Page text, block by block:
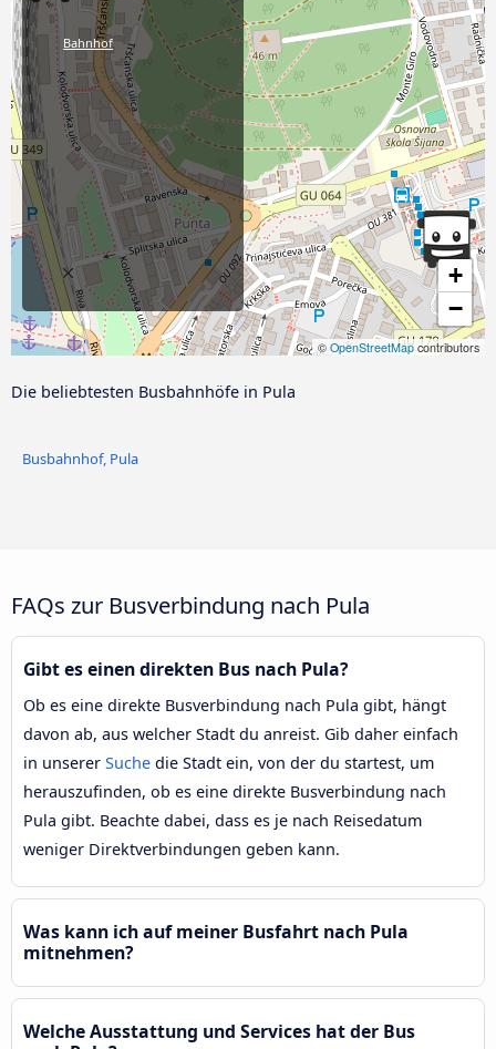
+
−
© OpenStreetMapcontributors
Bahnhof
Die beliebtesten Busbahnhöfe in Pula
Busbahnhof, Pula
FAQs zur Busverbindung nach Pula
Gibt es einen direkten Bus nach Pula?
Ob es eine direkte Busverbindung nach Pula gibt, hängt
davon ab, aus welcher Stadt du anreist. Gib daher einfach
in unserer Suche die Stadt ein, von der du startest, um
herauszufinden, ob es eine direkte Busverbindung nach
Pula gibt. Beachte dabei, dass es je nach Reisedatum
weniger Direktverbindungen geben kann.
Was kann ich auf meiner Busfahrt nach Pula
mitnehmen?
Welche Ausstattung und Services hat der Bus